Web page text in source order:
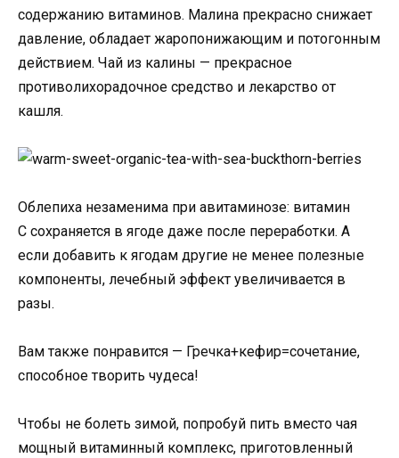
содержанию витаминов. Малина прекрасно снижает
давление, обладает жаропонижающим и потогонным
действием. Чай из калины — прекрасное
противолихорадочное средство и лекарство от
кашля.
Облепиха незаменима при авитаминозе: витамин
С сохраняется в ягоде даже после переработки. А
если добавить к ягодам другие не менее полезные
компоненты, лечебный эффект увеличивается в
разы.
Вам также понравится — Гречка+кефир=сочетание,
способное творить чудеса!
Чтобы не болеть зимой, попробуй пить вместо чая
мощный витаминный комплекс, приготовленный